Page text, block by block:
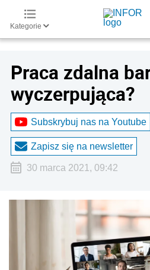
Kategorie
Praca zdalna
wyczerpująca?
Subskrybuj nas na Youtube
Zapisz się na newsletter
30 marca 2021, 09:42